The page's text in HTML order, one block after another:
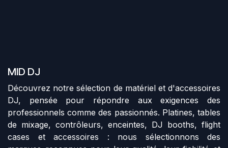
MID DJ
Découvrez notre sélection de matériel et d'accessoires
DJ, pensée pour répondre aux exigences des
professionnels comme des passionnés. Platines, tables
de mixage, contrôleurs, enceintes, DJ booths, flight
cases et accessoires : nous sélectionnons des